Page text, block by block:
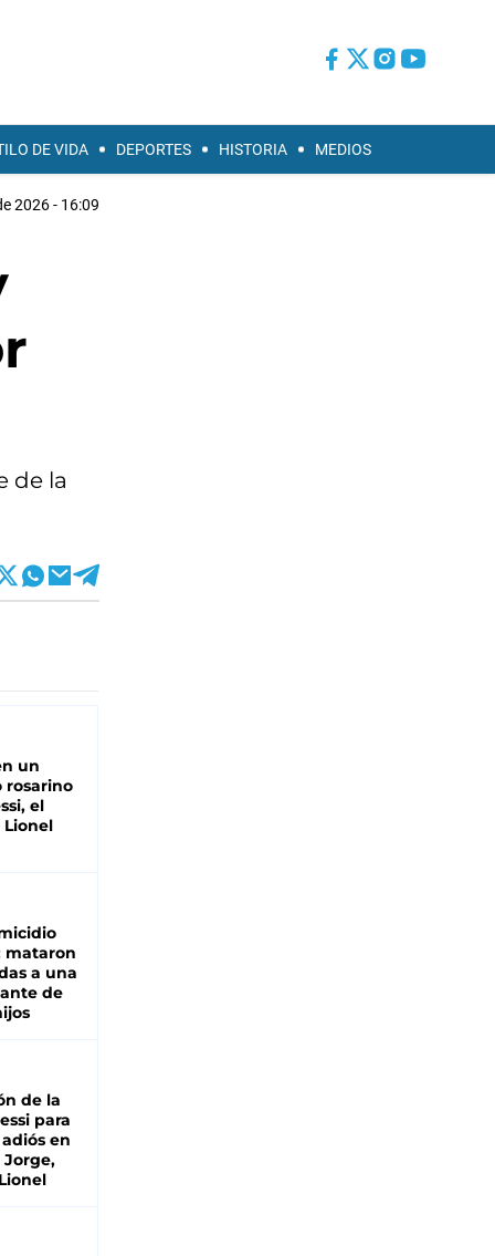
DE VIDA DEPORTES HISTORIA MEDIOS
2026 - 16:09
de la
un
rosarino
el
Lionel
mataron
a una
de
de la
para
en
Jorge,